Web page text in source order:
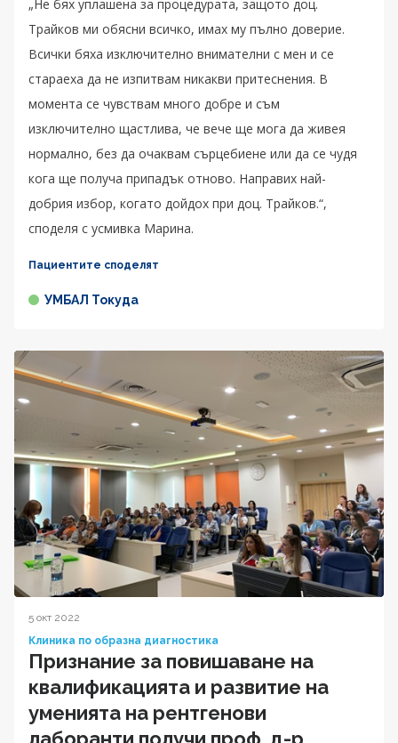
„Не бях уплашена за процедурата, защото доц.
Трайков ми обясни всичко, имах му пълно доверие.
Всички бяха изключително внимателни с мен и се
стараеха да не изпитвам никакви притеснения. В
момента се чувствам много добре и съм
изключително щастлива, че вече ще мога да живея
нормално, без да очаквам сърцебиене или да се чудя
кога ще получа припадък отново. Направих най-
добрия избор, когато дойдох при доц. Трайков.“,
споделя с усмивка Марина.
Пациентите споделят
УМБАЛ Токуда
5 окт 2022
Клиника по образна диагностика
Признание за повишаване на
квалификацията и развитие на
уменията на рентгенови